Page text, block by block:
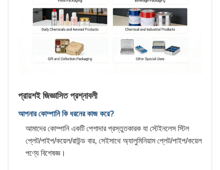
প্রায়শই জিজ্ঞাসিত প্রশ্নাবলী
আপনার কোম্পানি কি ধরনের কাজ করে?
আমাদের কোম্পানি একটি পেশাদার প্রস্তুতকারক যা স্টেইনলেস স্টিল
প্লেট/পাইপ/কয়েল/রাউন্ড বার, সেইসাথে অ্যালুমিনিয়াম প্লেট/পাইপ/কয়েল
পণ্যে বিশেষজ্ঞ।